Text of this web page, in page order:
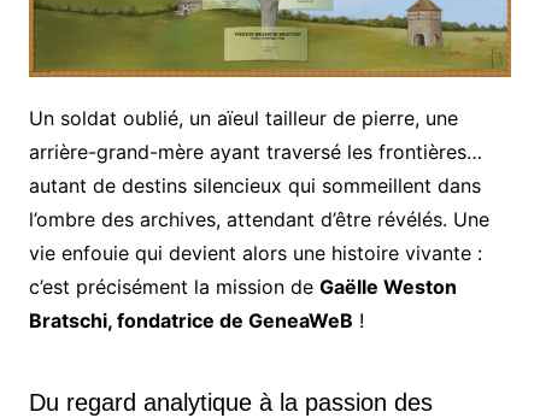
Un soldat oublié, un aïeul tailleur de pierre, une
arrière-grand-mère ayant traversé les frontières…
autant de destins silencieux qui sommeillent dans
l’ombre des archives, attendant d’être révélés. Une
vie enfouie qui devient alors une histoire vivante :
c’est précisément la mission de Gaëlle Weston
Bratschi, fondatrice de GeneaWeB !
Du regard analytique à la passion des